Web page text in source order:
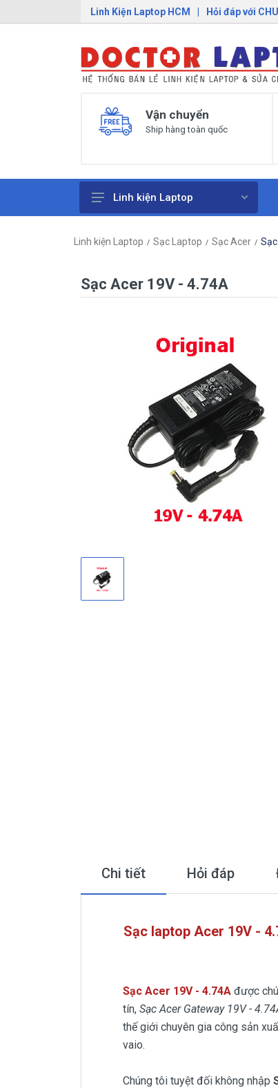
Linh Kiện Laptop HCM | Hỏi đáp với
Vận chuyển
Ship hàng toàn quốc
Bàn Phím Laptop
Ổ cứng SSD laptop
Dịch vụ thay pin Surface chính
hãng, uy tín tại tphcm
Thay sạc Surface Pro
Thay màn hình Surface Pro
Linh kiện Laptop
Linh kiện Laptop Sạc Laptop Sạc Acer
Sạc Acer 19V - 4.74A
Chi tiết Hỏi đáp
Sạc laptop Acer 19V -
Sạc Acer 19V - 4.74A được
tín, Sạc Acer Gateway 19V -
thế giới chuyên gia công sản
vaio.
Chúng tôi tuyệt đối không nhập